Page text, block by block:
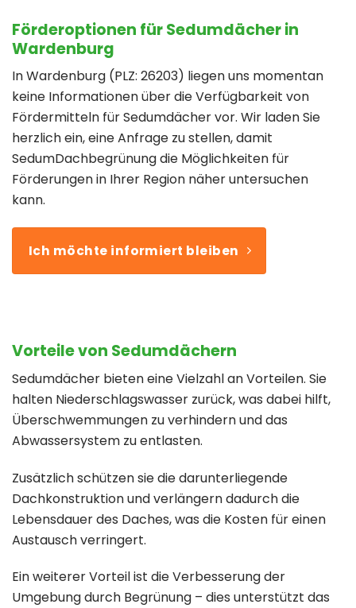
Förderoptionen für Sedumdächer in
Wardenburg
In Wardenburg (PLZ: 26203) liegen uns momentan
keine Informationen über die Verfügbarkeit von
Fördermitteln für Sedumdächer vor. Wir laden Sie
herzlich ein, eine Anfrage zu stellen, damit
SedumDachbegrünung die Möglichkeiten für
Förderungen in Ihrer Region näher untersuchen
kann.
Ich möchte informiert bleiben
Vorteile von Sedumdächern
Sedumdächer bieten eine Vielzahl an Vorteilen. Sie
halten Niederschlagswasser zurück, was dabei hilft,
Überschwemmungen zu verhindern und das
Abwassersystem zu entlasten.
Zusätzlich schützen sie die darunterliegende
Dachkonstruktion und verlängern dadurch die
Lebensdauer des Daches, was die Kosten für einen
Austausch verringert.
Ein weiterer Vorteil ist die Verbesserung der
Umgebung durch Begrünung – dies unterstützt das